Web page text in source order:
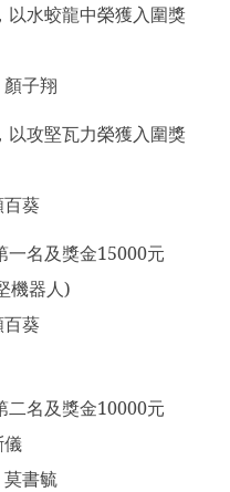
以水蛟龍中榮獲入圍獎
子翔
以攻堅瓦力榮獲入圍獎
葵
一名及獎金15000元
機器人)
葵
二名及獎金10000元
儀
書毓